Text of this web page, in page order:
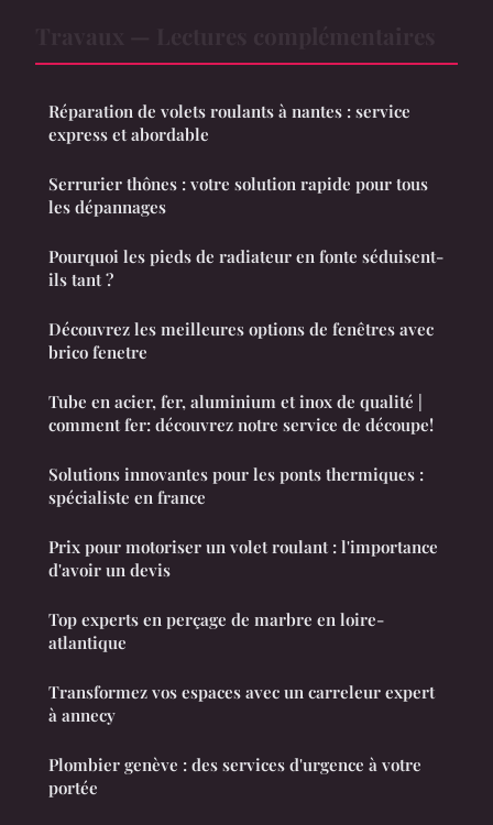
Réparation de volets roulants à nantes : service
express et abordable
Serrurier thônes : votre solution rapide pour tous
les dépannages
Pourquoi les pieds de radiateur en fonte séduisent-
ils tant ?
Découvrez les meilleures options de fenêtres avec
brico fenetre
Tube en acier, fer, aluminium et inox de qualité |
comment fer: découvrez notre service de découpe!
Solutions innovantes pour les ponts thermiques :
spécialiste en france
Prix pour motoriser un volet roulant : l'importance
d'avoir un devis
Top experts en perçage de marbre en loire-
atlantique
Transformez vos espaces avec un carreleur expert
à annecy
Plombier genève : des services d'urgence à votre
portée